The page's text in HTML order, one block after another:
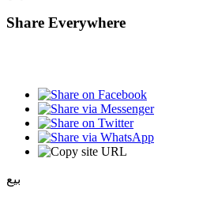
Share Everywhere
بيع